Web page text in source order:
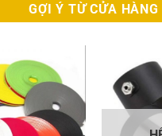
GỢI Ý TỪ CỬA HÀNG